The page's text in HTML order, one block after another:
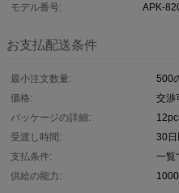
モデル番号:
APK-
お支払配送条件
最小注文数量:
500
価格:
交渉
パッケージの詳細:
受渡し時間:
30日
支払条件:
一覧
供給の能力: